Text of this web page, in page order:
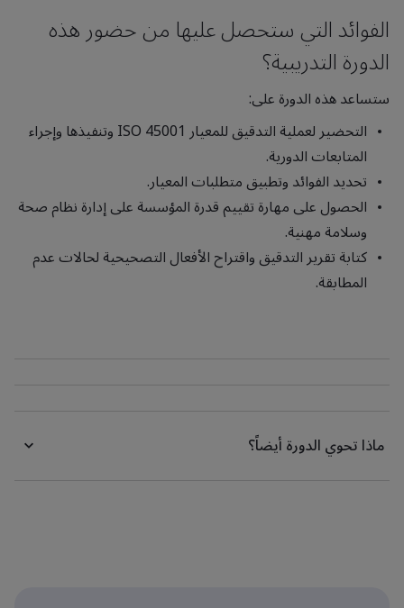
الفوائد التي ستحصل عليها من حضور هذه
الدورة التدريبية؟
ستساعد هذه الدورة على:
التحضير لعملية التدقيق للمعيار ISO 45001 وتنفيذها وإجراء
المتابعات الدورية.
تحديد الفوائد وتطبيق متطلبات المعيار.
الحصول على مهارة تقييم قدرة المؤسسة على إدارة نظام صحة
وسلامة مهنية.
كتابة تقرير التدقيق واقتراح الأفعال التصحيحية لحالات عدم
المطابقة.
ماذا تحوي الدورة أيضاً؟